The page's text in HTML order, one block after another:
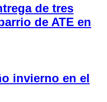
de tres
de ATE en
invierno en el